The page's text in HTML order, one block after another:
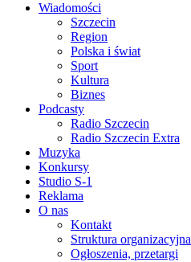
Wiadomości
Szczecin
Region
Polska i świat
Sport
Kultura
Biznes
Podcasty
Radio Szczecin
Radio Szczecin Extra
Muzyka
Konkursy
Studio S-1
Reklama
O nas
Kontakt
Struktura organizacyjna
Ogłoszenia, przetargi